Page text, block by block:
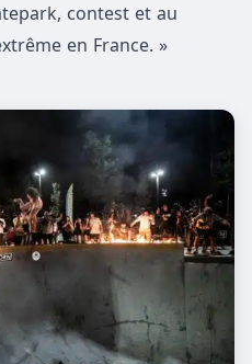
contest et au
en France. »